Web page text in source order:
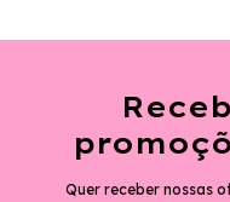
Quer receber nossas